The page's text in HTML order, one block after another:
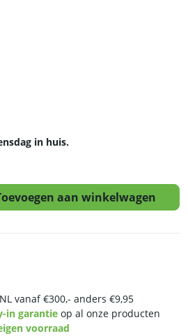
in huis.
aan winkelwagen
vanaf €300,- anders €9,95
in garantie op al onze producten
voorraad